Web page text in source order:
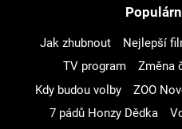
Jak zhubnout Nejlepší
TV program
Změna
Kdy budou volby
ZOO
7 pádů Honzy Dědka